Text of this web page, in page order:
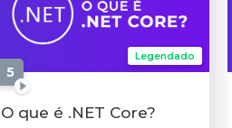
Legendado
5 aulas
O que é .NET Core?